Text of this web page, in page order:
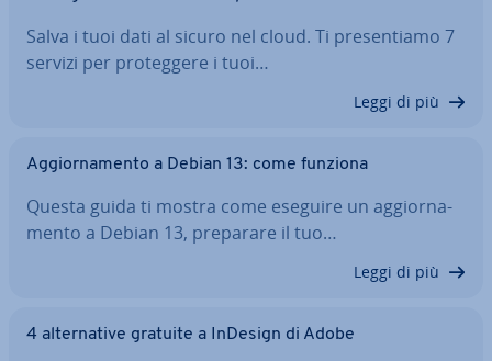
Salva i tuoi dati al sicuro nel cloud. Ti pre­sen­tia­mo 7
servizi per pro­teg­ge­re i tuoi…
Leggi di più
Ag­gior­na­men­to a Debian 13: come funziona
Questa guida ti mostra come eseguire un ag­gior­na­
men­to a Debian 13, preparare il tuo…
Leggi di più
4 al­ter­na­ti­ve gratuite a InDesign di Adobe